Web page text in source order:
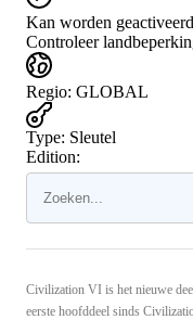
Kan worden
Controleer
Regio: GLOBAL
Type: Sleutel
Edition:
Civilization VI is het nieuwe
eerste hoofddeel sinds